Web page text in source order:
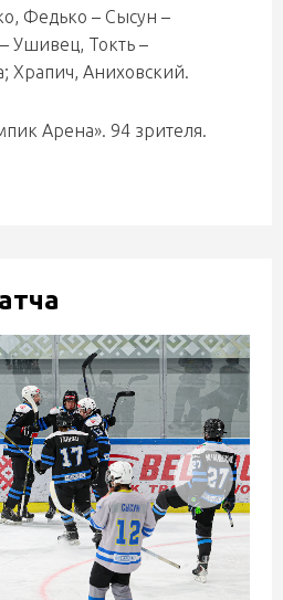
Федько – Сысун –
Ушивец, Токть –
Храпич, Аниховский.
Арена». 94 зрителя.